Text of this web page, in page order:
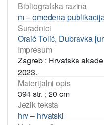
Bibliografska razina
m – omeđena
Suradnici
Oraić Tolić, Dubravka
Impresum
Zagreb : Hrvatska
2023.
Materijalni opis
394 str. ; 20 cm
Jezik teksta
hrv – hrvatski